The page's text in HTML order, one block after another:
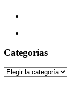
Categorías
Categorías